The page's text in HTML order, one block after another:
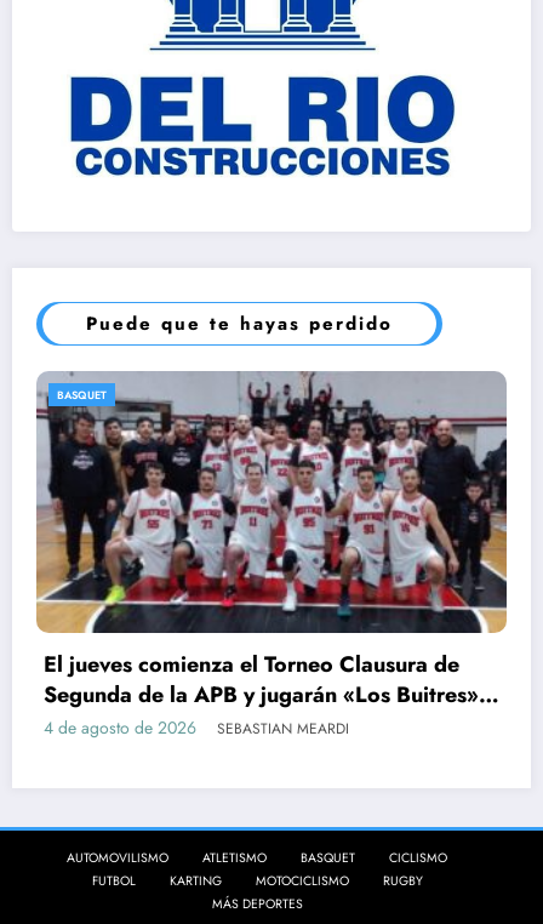
Puede que te hayas perdido
BASQUET
El jueves comienza el Torneo Clausura de
Segunda de la APB y jugarán «Los Buitres»
en Rojas
4 de agosto de 2026 SEBASTIAN MEARDI
AUTOMOVILISMO ATLETISMO BASQUET
CICLISMO
FUTBOL
KARTING MOTOCICLISMO
RUGBY
MÁS DEPORTES